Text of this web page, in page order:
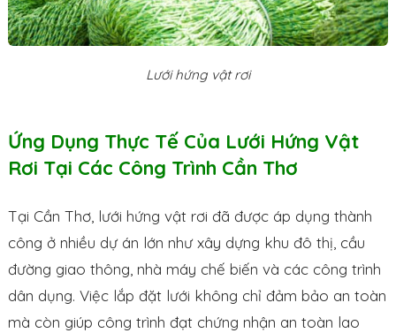
Lưới hứng vật rơi
Ứng Dụng Thực Tế Của Lưới Hứng Vật
Rơi Tại Các Công Trình Cần Thơ
Tại Cần Thơ, lưới hứng vật rơi đã được áp dụng thành
công ở nhiều dự án lớn như xây dựng khu đô thị, cầu
đường giao thông, nhà máy chế biến và các công trình
dân dụng. Việc lắp đặt lưới không chỉ đảm bảo an toàn
mà còn giúp công trình đạt chứng nhận an toàn lao